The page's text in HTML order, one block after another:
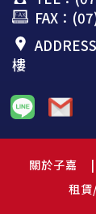
FAX：
樓
關於子嘉
租